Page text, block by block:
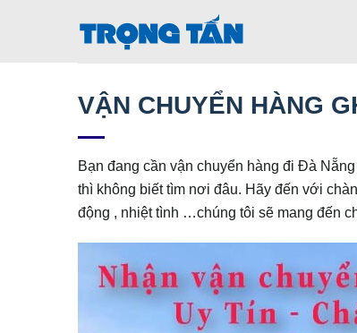
VẬN CHUYỂN HÀNG
Bạn đang cần vận chuyển hàng đi Đà
thì không biết tìm nơi đâu. Hãy đến với
động , nhiệt tình …chúng tôi sẽ mang đến